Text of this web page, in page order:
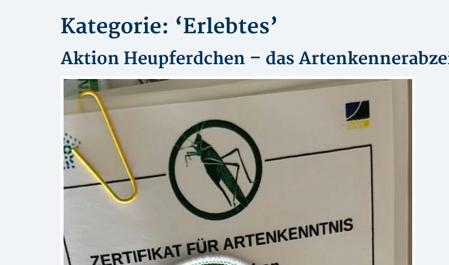
Kategorie: ‘Erlebtes’
Aktion Heupferdchen – das